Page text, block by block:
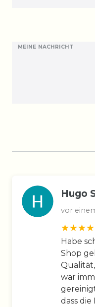
MEINE NACHRICHT
Hugo
vor
Habe
Shop
war
dass